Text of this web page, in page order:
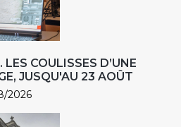
COULISSES D’UNE
JUSQU'AU 23 AOÛT
2026